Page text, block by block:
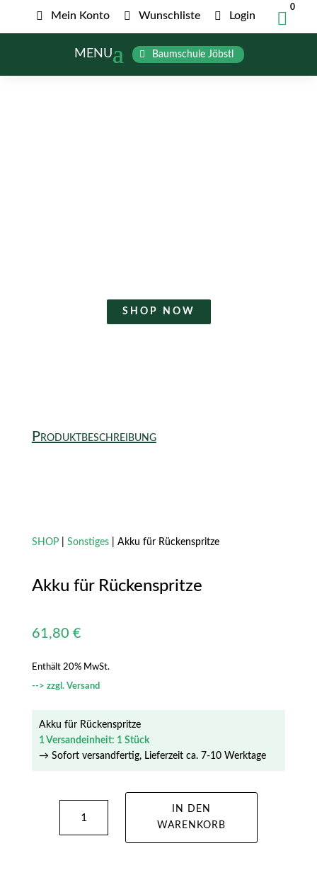
 Mein Konto  Wunschliste  Login 
0
MENU Baumschule Jöbstl
SHOP NOW
Produktbeschreibung
SHOP| Sonstiges| Akku für Rückenspritze
Akku für Rückenspritze
61,80 €
Enthält 20% MwSt.
zzgl. Versand
Akku für Rückenspritze
1 Versandeinheit: 1 Stück
→ Sofort versandfertig, Lieferzeit ca. 7-10 Werktage
Rückenspritze
IN DEN
WARENKORB